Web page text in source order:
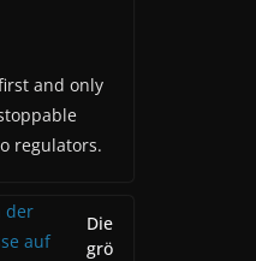
and only
regulators.
Die
grö